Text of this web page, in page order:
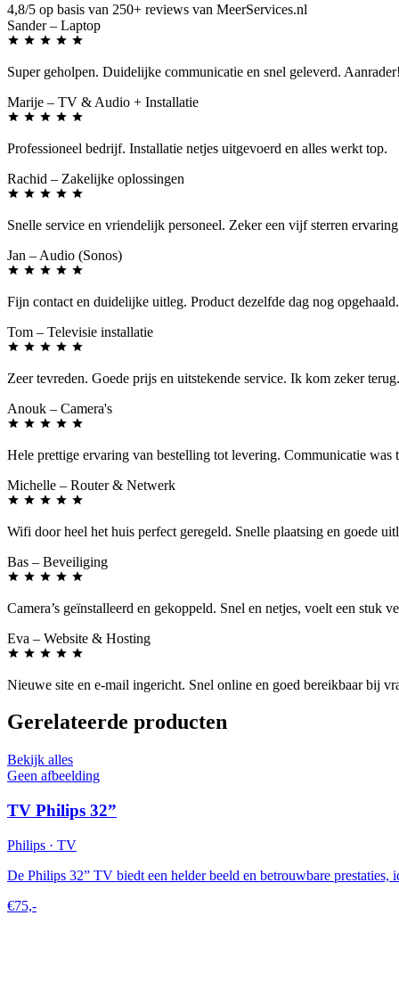
4,8/5 op basis van 250+ reviews van MeerServices.nl
Sander – Laptop
Super geholpen. Duidelijke communicatie en snel geleverd.
Marije – TV & Audio + Installatie
Professioneel bedrijf. Installatie netjes uitgevoerd en alles werkt top.
Rachid – Zakelijke oplossingen
Snelle service en vriendelijk personeel. Zeker een vijf sterren
Jan – Audio (Sonos)
Fijn contact en duidelijke uitleg. Product dezelfde dag nog opgehaald.
Tom – Televisie installatie
Zeer tevreden. Goede prijs en uitstekende service. Ik kom zeker terug.
Anouk – Camera's
Hele prettige ervaring van bestelling tot levering. Communicatie was
Michelle – Router & Netwerk
Wifi door heel het huis perfect geregeld. Snelle plaatsing en goede
Bas – Beveiliging
Camera’s geïnstalleerd en gekoppeld. Snel en netjes, voelt een stuk
Eva – Website & Hosting
Nieuwe site en e-mail ingericht. Snel online en goed bereikbaar bij
Gerelateerde producten
Bekijk alles
Geen afbeelding
TV Philips 32”
Philips · TV
De Philips 32” TV biedt een helder beeld en betrouwbare prestaties,
€75,-